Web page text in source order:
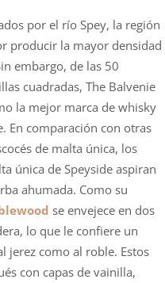
por el río Spey, la región
producir la mayor densidad
embargo, de las 50
cuadradas, The Balvenie
la mejor marca de whisky
En comparación con otras
de malta única, los
única de Speyside aspiran
ahumada. Como su
se envejece en dos
lo que le confiere un
jerez como al roble. Estos
con capas de vainilla,